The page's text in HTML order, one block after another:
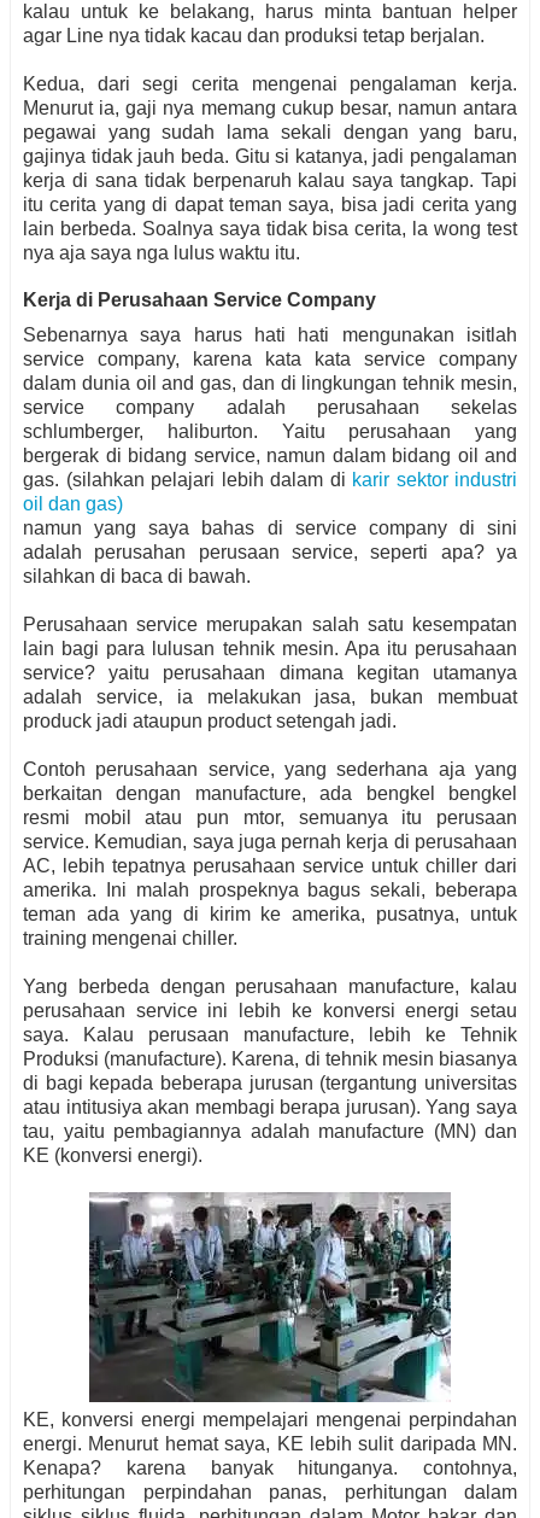
kalau untuk ke belakang, harus minta bantuan helper
agar Line nya tidak kacau dan produksi tetap berjalan.
Kedua, dari segi cerita mengenai pengalaman kerja.
Menurut ia, gaji nya memang cukup besar, namun antara
pegawai yang sudah lama sekali dengan yang baru,
gajinya tidak jauh beda. Gitu si katanya, jadi pengalaman
kerja di sana tidak berpenaruh kalau saya tangkap. Tapi
itu cerita yang di dapat teman saya, bisa jadi cerita yang
lain berbeda. Soalnya saya tidak bisa cerita, la wong test
nya aja saya nga lulus waktu itu.
Kerja di Perusahaan Service Company
Sebenarnya saya harus hati hati mengunakan isitlah
service company, karena kata kata service company
dalam dunia oil and gas, dan di lingkungan tehnik mesin,
service company adalah perusahaan sekelas
schlumberger, haliburton. Yaitu perusahaan yang
bergerak di bidang service, namun dalam bidang oil and
gas. (silahkan pelajari lebih dalam di karir sektor industri
oil dan gas)
namun yang saya bahas di service company di sini
adalah perusahan perusaan service, seperti apa? ya
silahkan di baca di bawah.
Perusahaan service merupakan salah satu kesempatan
lain bagi para lulusan tehnik mesin. Apa itu perusahaan
service? yaitu perusahaan dimana kegitan utamanya
adalah service, ia melakukan jasa, bukan membuat
produck jadi ataupun product setengah jadi.
Contoh perusahaan service, yang sederhana aja yang
berkaitan dengan manufacture, ada bengkel bengkel
resmi mobil atau pun mtor, semuanya itu perusaan
service. Kemudian, saya juga pernah kerja di perusahaan
AC, lebih tepatnya perusahaan service untuk chiller dari
amerika. Ini malah prospeknya bagus sekali, beberapa
teman ada yang di kirim ke amerika, pusatnya, untuk
training mengenai chiller.
Yang berbeda dengan perusahaan manufacture, kalau
perusahaan service ini lebih ke konversi energi setau
saya. Kalau perusaan manufacture, lebih ke Tehnik
Produksi (manufacture). Karena, di tehnik mesin biasanya
di bagi kepada beberapa jurusan (tergantung universitas
atau intitusiya akan membagi berapa jurusan). Yang saya
tau, yaitu pembagiannya adalah manufacture (MN) dan
KE (konversi energi).
KE, konversi energi mempelajari mengenai perpindahan
energi. Menurut hemat saya, KE lebih sulit daripada MN.
Kenapa? karena banyak hitunganya. contohnya,
perhitungan perpindahan panas, perhitungan dalam